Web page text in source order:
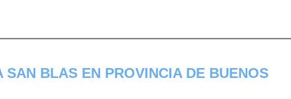
BLAS EN PROVINCIA DE BUENOS